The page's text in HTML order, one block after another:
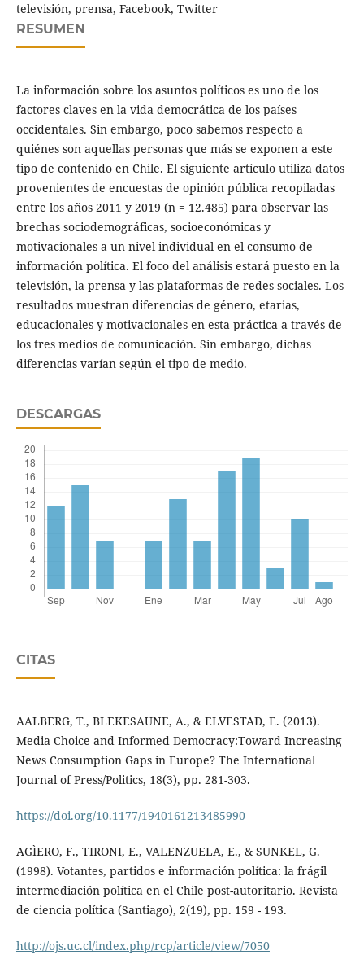
televisión, prensa, Facebook, Twitter
RESUMEN
La información sobre los asuntos políticos es uno de los
factores claves en la vida democrática de los países
occidentales. Sin embargo, poco sabemos respecto a
quiénes son aquellas personas que más se exponen a este
tipo de contenido en Chile. El siguiente artículo utiliza datos
provenientes de encuestas de opinión pública recopiladas
entre los años 2011 y 2019 (n = 12.485) para observar las
brechas sociodemográficas, socioeconómicas y
motivacionales a un nivel individual en el consumo de
información política. El foco del análisis estará puesto en la
televisión, la prensa y las plataformas de redes sociales. Los
resultados muestran diferencias de género, etarias,
educacionales y motivacionales en esta práctica a través de
los tres medios de comunicación. Sin embargo, dichas
diferencias varían según el tipo de medio.
DESCARGAS
CITAS
AALBERG, T., BLEKESAUNE, A., & ELVESTAD, E. (2013).
Media Choice and Informed Democracy:Toward Increasing
News Consumption Gaps in Europe? The International
Journal of Press/Politics, 18(3), pp. 281-303.
https://doi.org/10.1177/1940161213485990
AGÌERO, F., TIRONI, E., VALENZUELA, E., & SUNKEL, G.
(1998). Votantes, partidos e información política: la frágil
intermediación política en el Chile post-autoritario. Revista
de ciencia política (Santiago), 2(19), pp. 159 - 193.
http://ojs.uc.cl/index.php/rcp/article/view/7050